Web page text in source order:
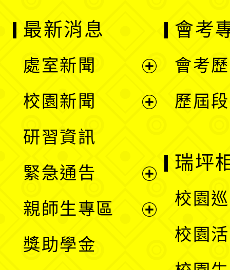
最新消息
處室新聞
單
校園新聞
選
單
研習資訊
緊急通告
親師生專區
獎助學金
會考
會考
歷屆
瑞坪
校園
校園